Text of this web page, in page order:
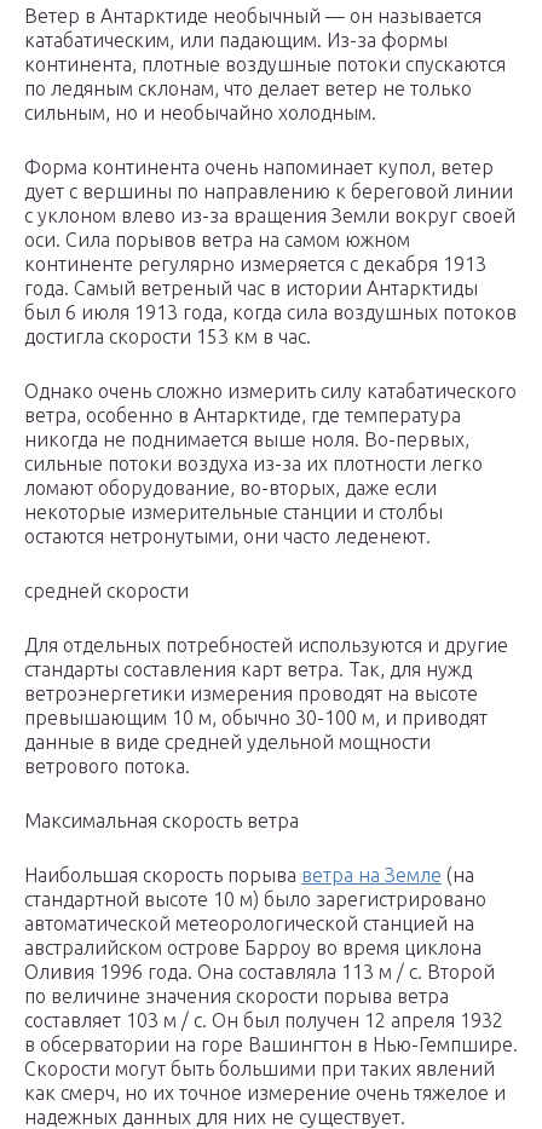
Ветер в Антарктиде необычный — он называется
катабатическим, или падающим. Из-за формы
континента, плотные воздушные потоки спускаются
по ледяным склонам, что делает ветер не только
сильным, но и необычайно холодным.
Форма континента очень напоминает купол, ветер
дует с вершины по направлению к береговой линии
с уклоном влево из-за вращения Земли вокруг своей
оси. Сила порывов ветра на самом южном
континенте регулярно измеряется с декабря 1913
года. Самый ветреный час в истории Антарктиды
был 6 июля 1913 года, когда сила воздушных потоков
достигла скорости 153 км в час.
Однако очень сложно измерить силу катабатического
ветра, особенно в Антарктиде, где температура
никогда не поднимается выше ноля. Во-первых,
сильные потоки воздуха из-за их плотности легко
ломают оборудование, во-вторых, даже если
некоторые измерительные станции и столбы
остаются нетронутыми, они часто леденеют.
средней скорости
Для отдельных потребностей используются и другие
стандарты составления карт ветра. Так, для нужд
ветроэнергетики измерения проводят на высоте
превышающим 10 м, обычно 30-100 м, и приводят
данные в виде средней удельной мощности
ветрового потока.
Максимальная скорость ветра
Наибольшая скорость порыва ветра на Земле (на
стандартной высоте 10 м) было зарегистрировано
автоматической метеорологической станцией на
австралийском острове Барроу во время циклона
Оливия 1996 года. Она составляла 113 м / с. Второй
по величине значения скорости порыва ветра
составляет 103 м / с. Он был получен 12 апреля 1932
в обсерватории на горе Вашингтон в Нью-Гемпшире.
Скорости могут быть большими при таких явлений
как смерч, но их точное измерение очень тяжелое и
надежных данных для них не существует.